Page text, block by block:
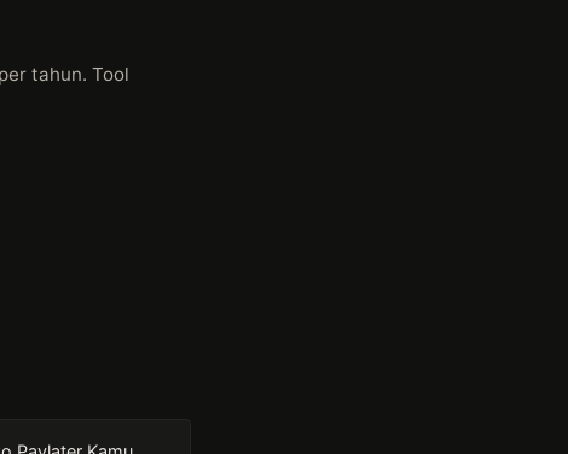
tahun. Tool